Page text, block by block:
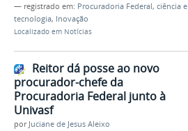
— registrado em: Procuradoria Federal, ciência e
tecnologia, Inovação
Localizado em Notícias
Reitor dá posse ao novo
procurador-chefe da
Procuradoria Federal junto à
Univasf
por Juciane de Jesus Aleixo